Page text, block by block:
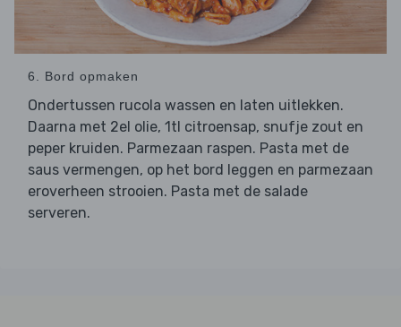
6. Bord opmaken
Ondertussen rucola wassen en laten uitlekken.
Daarna met 2el olie, 1tl citroensap, snufje zout en
peper kruiden. Parmezaan raspen. Pasta met de
saus vermengen, op het bord leggen en parmezaan
eroverheen strooien. Pasta met de salade
serveren.